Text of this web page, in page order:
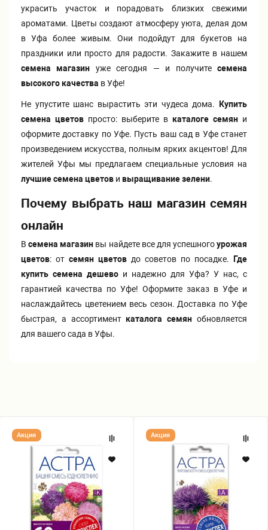
украсить участок и порадовать близких свежими
ароматами. Цветы создают атмосферу уюта, делая дом
в Уфа более живым. Они подойдут для букетов на
праздники или просто для радости. Закажите в нашем
семена магазин уже сегодня — и получитесемена
высокого качества в Уфе!
Не упустите шанс вырастить эти чудеса дома. Купить
семена цветов просто: выберите в каталоге семян и
оформите доставку по Уфе. Пусть ваш сад в Уфе станет
произведением искусства, полным ярких акцентов! Для
жителей Уфы мы предлагаем специальные условия на
лучшие семена цветов и выращивание зелени.
Почему выбрать наш магазин семян
онлайн
Всемена магазин вы найдете все для успешногоурожая
цветов: от семян цветов до советов по посадке. Где
купить семена дешево и надежно для Уфа? У нас, с
гарантией качества по Уфе! Оформите заказ в Уфе и
наслаждайтесь цветением весь сезон. Доставка по Уфе
быстрая, а ассортименткаталога семян обновляется
для вашего сада в Уфы.
Семена
Астры
Однолетка)
Акция
Семена
Астры
однолетник
Акция